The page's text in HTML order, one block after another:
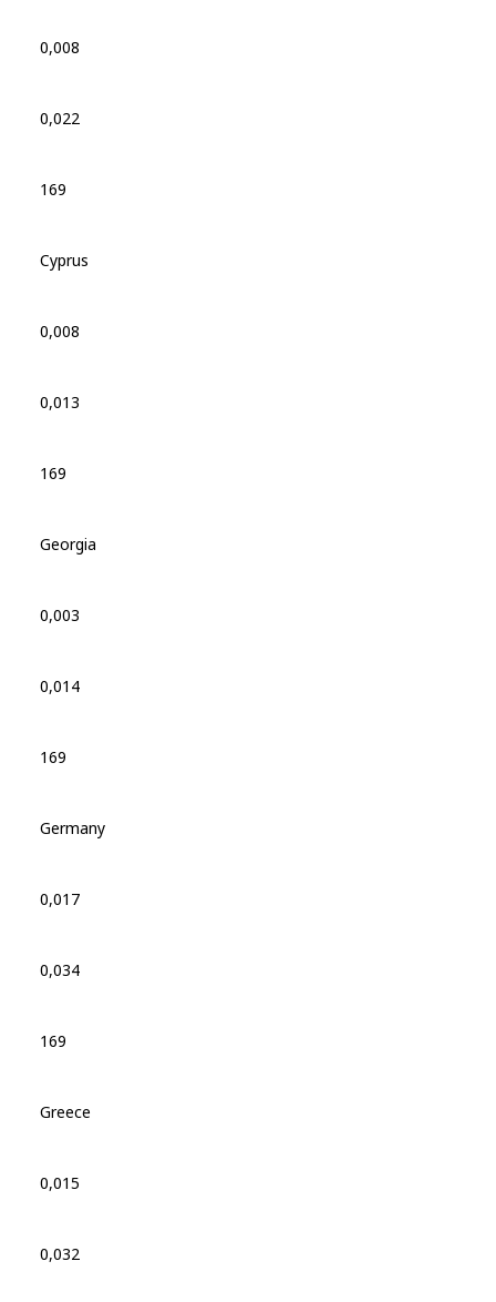
0,008
0,022
169
Cyprus
0,008
0,013
169
Georgia
0,003
0,014
169
Germany
0,017
0,034
169
Greece
0,015
0,032